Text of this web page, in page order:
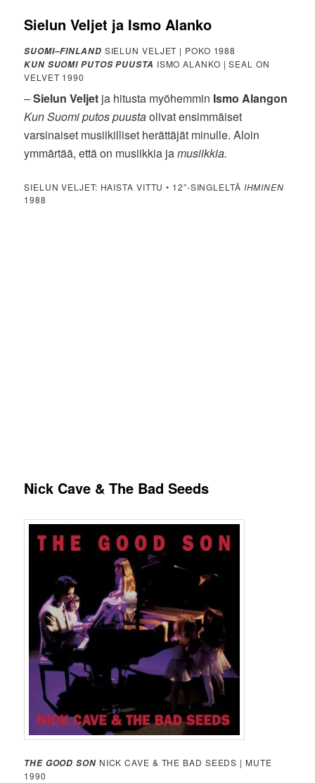
Sielun Veljet ja Ismo Alanko
SUOMI–FINLAND SIELUN VELJET | POKO 1988
KUN SUOMI PUTOS PUUSTA ISMO ALANKO | SEAL ON
VELVET 1990
–Sielun Veljet ja hitusta myöhemmin Ismo Alangon
Kun Suomi putos puustaolivat ensimmäiset
varsinaiset musiikilliset herättäjät minulle. Aloin
ymmärtää, että on musiikkia jamusiikkia.
SIELUN VELJET: HAISTA VITTU • 12″-SINGLELTÄ IHMINEN
1988
Nick Cave & The Bad Seeds
THE GOOD SONNICK CAVE & THE BAD SEEDS | MUTE
1990